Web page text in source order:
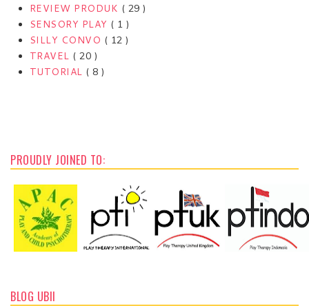
REVIEW PRODUK ( 29 )
SENSORY PLAY ( 1 )
SILLY CONVO ( 12 )
TRAVEL ( 20 )
TUTORIAL ( 8 )
PROUDLY JOINED TO:
BLOG UBII